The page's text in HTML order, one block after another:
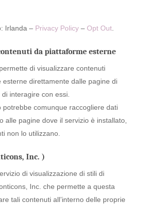
Irlanda – Privacy Policy– Opt Out.
da piattaforme esterne
di visualizzare contenuti
esterne direttamente dalle pagine di
interagire con essi.
potrebbe comunque raccogliere dati
alle pagine dove il servizio è installato,
non lo utilizzano.
Inc. )
di visualizzazione di stili di
Inc. che permette a questa
tali contenuti all’interno delle proprie